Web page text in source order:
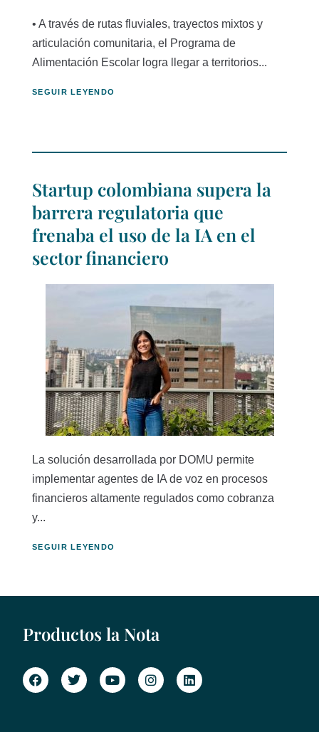
• A través de rutas fluviales, trayectos mixtos y
articulación comunitaria, el Programa de
Alimentación Escolar logra llegar a territorios...
SEGUIR LEYENDO
Startup colombiana supera la
barrera regulatoria que
frenaba el uso de la IA en el
sector financiero
La solución desarrollada por DOMU permite
implementar agentes de IA de voz en procesos
financieros altamente regulados como cobranza
y...
SEGUIR LEYENDO
Productos la Nota